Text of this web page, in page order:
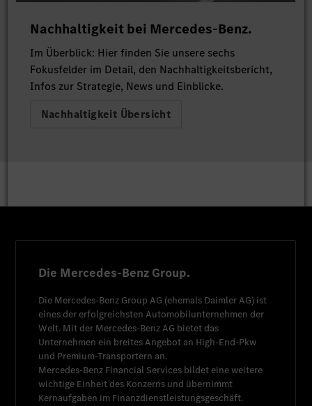
Nachhaltigkeit bei Mercedes-Benz.
Im Überblick: Hier finden Sie unsere sechs
Fokusfelder im Detail, den Nachhaltigkeitsbericht,
Infos zur Strategie, News und Einblicke.
Nachhaltigkeit Übersicht
Die Mercedes-Benz Group.
Die Mercedes-Benz Group AG (ehemals Daimler AG) ist
eines der erfolgreichsten Automobilunternehmen der
Welt. Mit der Mercedes-Benz AG bietet das
Unternehmen ein breites Angebot an High-End-Pkw
und Premium-Transportern an.
Mercedes-Benz Financial Services bildet eine weitere
wichtige Einheit des Konzerns und übernimmt
Kernaufgaben im Finanzdienstleistungsgeschäft.